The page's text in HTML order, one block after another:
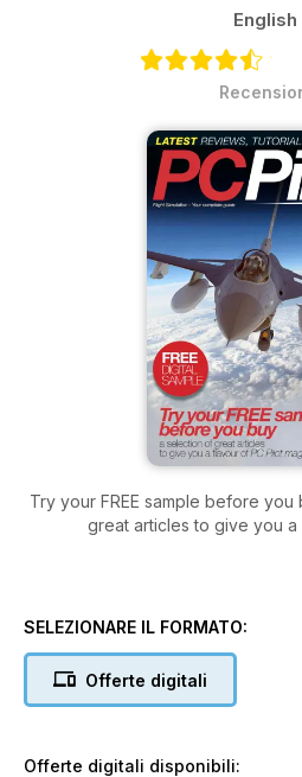
English
Try your FREE sample before
great articles to give you
SELEZIONARE IL FORMATO:
Offerte digitali
Offerte digitali disponibili: